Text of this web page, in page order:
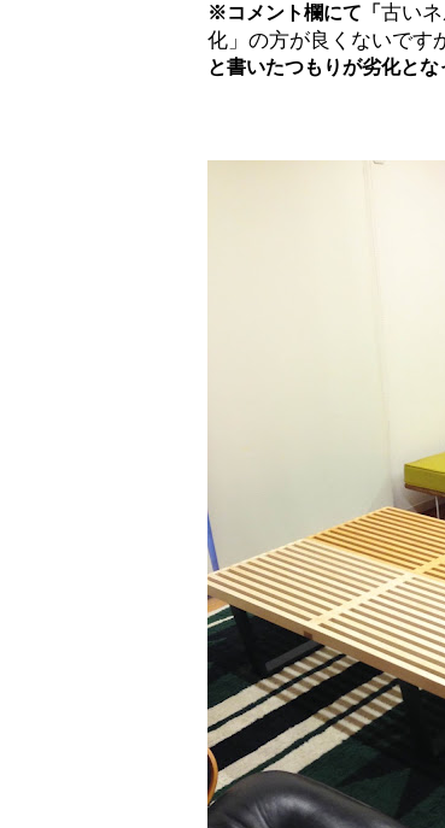
※コメント欄にて「 古い
化」の方が良くないです
と書いたつもりが劣化とな